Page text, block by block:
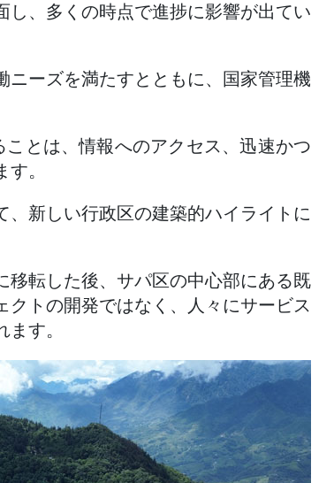
、多くの時点で進捗に影響が出てい
ーズを満たすとともに、国家管理機
とは、情報へのアクセス、迅速かつ
。
新しい行政区の建築的ハイライトに
移転した後、サパ区の中心部にある既
トの開発ではなく、人々にサービス
す。